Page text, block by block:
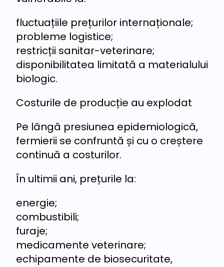
fluctuațiile prețurilor internaționale;
probleme logistice;
restricții sanitar-veterinare;
disponibilitatea limitată a materialului
biologic.
Costurile de producție au explodat
Pe lângă presiunea epidemiologică,
fermierii se confruntă și cu o creștere
continuă a costurilor.
În ultimii ani, prețurile la:
energie;
combustibili;
furaje;
medicamente veterinare;
echipamente de biosecuritate,